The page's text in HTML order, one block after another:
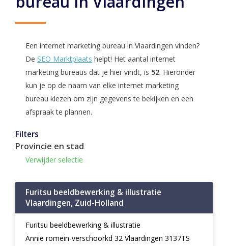
Een internet marketing bureau in Vlaardingen vinden?
De SEO Marktplaats helpt! Het aantal internet
marketing bureaus dat je hier vindt, is 52. Hieronder
kun je op de naam van elke internet marketing
bureau kiezen om zijn gegevens te bekijken en een
afspraak te plannen.
Filters
Provincie en stad
Verwijder selectie
Furitsu beeldbewerking & illustratie
Vlaardingen, Zuid-Holland
Furitsu beeldbewerking & illustratie
Annie romein-verschoorkd 32 Vlaardingen 3137TS